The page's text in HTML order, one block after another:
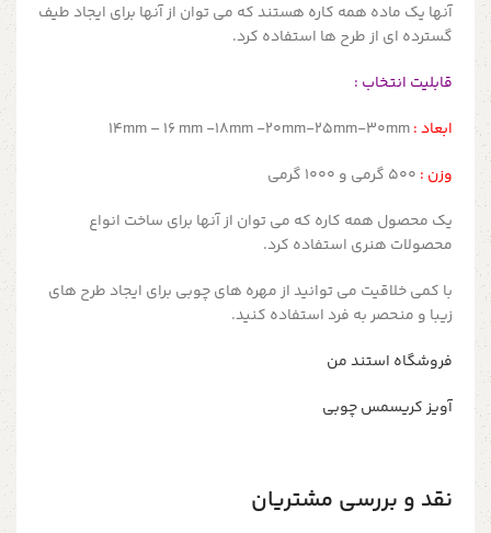
آنها یک ماده همه کاره هستند که می توان از آنها برای ایجاد طیف
گسترده ای از طرح ها استفاده کرد.
قابلیت انتخاب :
ابعاد :
وزن :
یک محصول همه کاره که می توان از آنها برای ساخت انواع
محصولات هنری استفاده کرد.
با کمی خلاقیت می توانید از مهره های چوبی برای ایجاد طرح های
زیبا و منحصر به فرد استفاده کنید.
فروشگاه استند من
آویز کریسمس چوبی
نقد و بررسی مشتریان